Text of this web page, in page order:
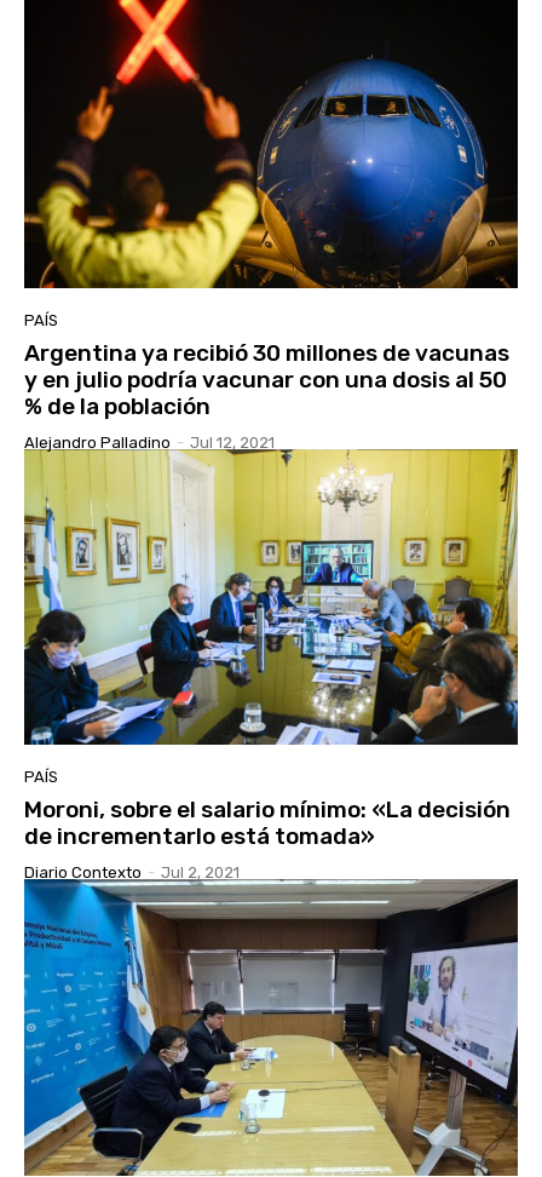
PAÍS
Argentina ya recibió 30 millones de vacunas
y en julio podría vacunar con una dosis al 50
% de la población
Alejandro Palladino - Jul 12, 2021
PAÍS
Moroni, sobre el salario mínimo: «La decisión
de incrementarlo está tomada»
Diario Contexto - Jul 2, 2021